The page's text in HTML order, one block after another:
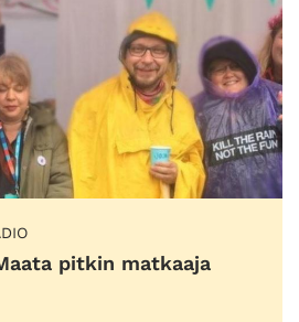
pitkin matkaaja